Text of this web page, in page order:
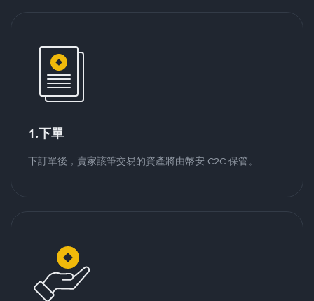
1.下單
下訂單後，賣家該筆交易的資產將由幣安 C2C 保管。